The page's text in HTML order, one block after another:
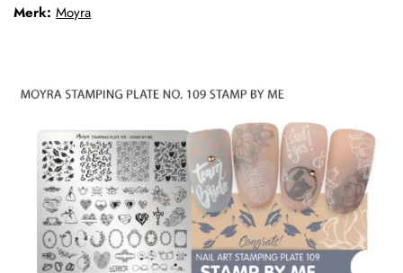
Merk: Moyra